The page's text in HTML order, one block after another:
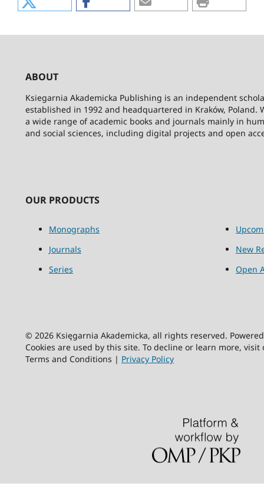
ABOUT
Ksiegarnia Akademicka Publishing is an independent
established in 1992 and headquartered in Kraków, Poland.
a wide range of academic books and journals mainly in
and social sciences, including digital projects and open
OUR PRODUCTS
Monographs
Journals
Series
New
Open
© 2026 Księgarnia Akademicka, all rights reserved.
Cookies are used by this site. To decline or learn more,
Terms and Conditions | Privacy Policy